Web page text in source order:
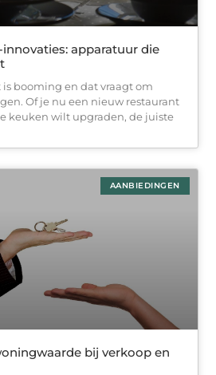
apparatuur die
is booming en dat vraagt om
Of je nu een nieuw restaurant
keuken wilt upgraden, de juiste
AANBIEDINGEN
bij verkoop en